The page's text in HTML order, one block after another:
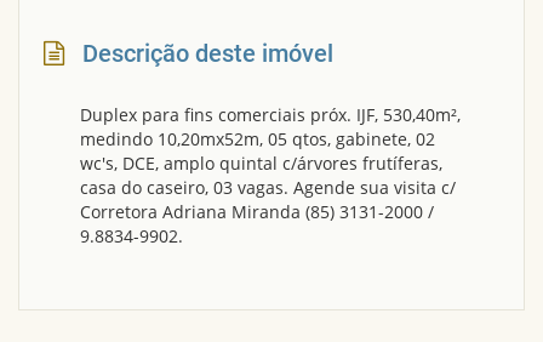
Descrição deste imóvel
Duplex para fins comerciais próx. IJF, 530,40m²,
medindo 10,20mx52m, 05 qtos, gabinete, 02
wc's, DCE, amplo quintal c/árvores frutíferas,
casa do caseiro, 03 vagas. Agende sua visita c/
Corretora Adriana Miranda (85) 3131-2000 /
9.8834-9902.